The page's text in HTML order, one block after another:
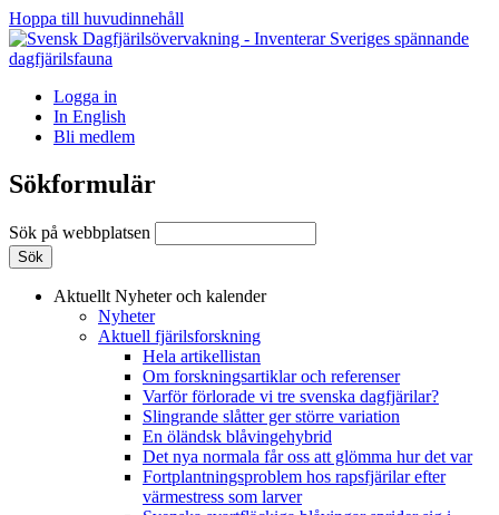
Hoppa till huvudinnehåll
Logga in
In English
Bli medlem
Sökformulär
Sök på webbplatsen
Aktuellt Nyheter och kalender
Nyheter
Aktuell fjärilsforskning
Hela artikellistan
Om forskningsartiklar och referenser
Varför förlorade vi tre svenska dagfjärilar?
Slingrande slåtter ger större variation
En öländsk blåvingehybrid
Det nya normala får oss att glömma hur det var
Fortplantningsproblem hos rapsfjärilar efter
värmestress som larver